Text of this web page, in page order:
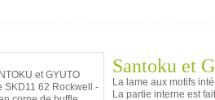
et GYUTO
SKD11 62 Rockwell -
Santoku et
La lame aux motifs
La partie interne est